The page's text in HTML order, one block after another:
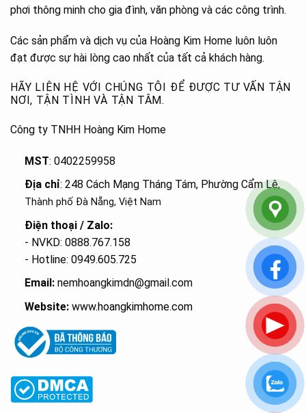
phơi thông minh cho gia đình, văn phòng và các công trình.
Các sản phẩm và dịch vụ của Hoàng Kim Home luôn luôn
đạt được sự hài lòng cao nhất của tất cả khách hàng.
HÃY LIÊN HỆ VỚI CHÚNG TÔI ĐỂ ĐƯỢC TƯ VẤN TẬN
NƠI, TẬN TÌNH VÀ TẬN TÂM.
Công ty TNHH Hoàng Kim Home
MST: 0402259958
Địa chỉ: 248 Cách Mạng Tháng Tám, Phường Cẩm Lệ,
Thành phố Đà Nẵng, Việt Nam
Điện thoại / Zalo:
- NVKD: 0888.767.158
- Hotline: 0949.605.725
Email:nemhoangkimdn@gmail.com
Website: www.hoangkimhome.com